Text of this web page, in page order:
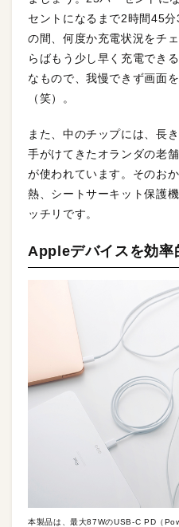
セントになるまで2時間45
の間、何度か充電状況をチ
らばもう少し早く充電でき
なもので、我慢できず画面
（笑）。
また、中のチップには、長
手がけてきたオランダの老
が使われています。そのお
熱、シートサーキット保護
ッチリです。
Appleデバイスを効率
本製品は、最大87WのUSB-C PD（